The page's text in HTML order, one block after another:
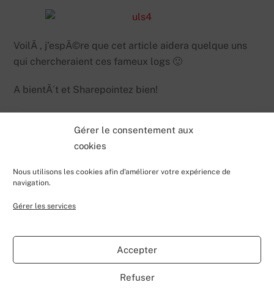
Gérer le consentement aux
cookies
Nous utilisons les cookies afin d'améliorer votre expérience de
navigation.
Gérer les services
Accepter
Refuser
VoilÃ , j’espÃ©re que cet article aidera quelque uns
qui chercheraient ces fameux logs 🙂
A bientÃ´t et Sharepointez bien!
To
Top
Valentin Lecerf's Blog
Home Blog Contributions My Projects
Contact